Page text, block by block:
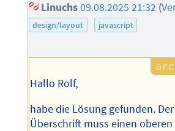
Linuchs09.08.2025 21:32 (
design/layout
javascript
Hallo Rolf,
habe die Lösung gefunden.
Überschrift muss einen